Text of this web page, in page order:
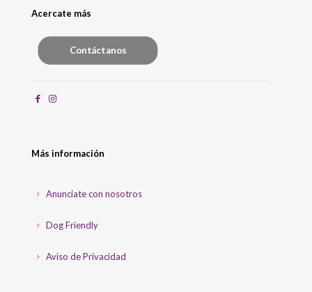
Acercate más
Contáctanos
Más información
Anunciate con nosotros
Dog Friendly
Aviso de Privacidad